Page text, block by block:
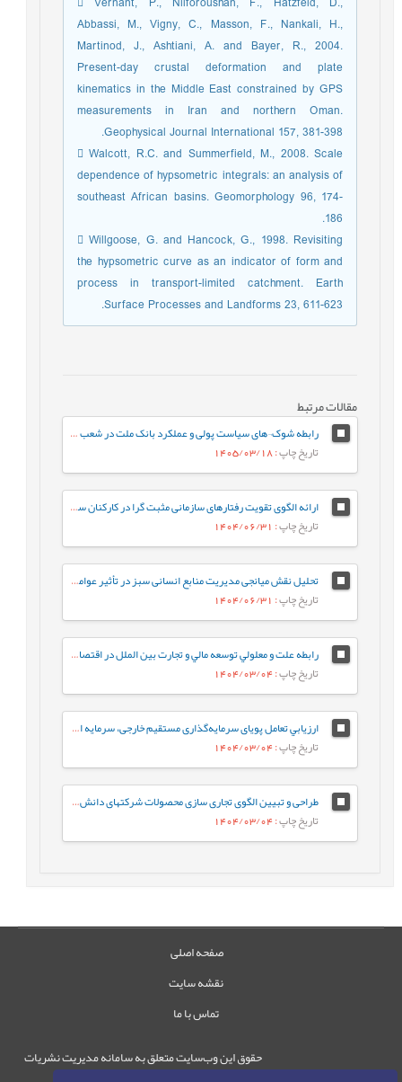
Abbassi, M., Vigny, C., Masson, F., Nankali, H.,
Martinod, J., Ashtiani, A. and Bayer, R., 2004.
Present-day crustal deformation and plate
kinematics in the Middle East constrained by GPS
measurements in Iran and northern Oman.
Geophysical Journal International 157, 381-398.
 Walcott, R.C. and Summerfield, M., 2008. Scale
dependence of hypsometric integrals: an analysis of
southeast African basins. Geomorphology 96, 174-
186.
 Willgoose, G. and Hancock, G., 1998. Revisiting
the hypsometric curve as an indicator of form and
process in transport-limited catchment. Earth
Surface Processes and Landforms 23, 611-623.
مقالات مرتبط
رابطه شوک¬های سیاست پولی و عملکرد بانک ملت در شعب منتخب آذربایجان‏شرقی
تاریخ چاپ: 1405/03/18
ارائه‌ الگوی تقویت رفتارهای سازمانی مثبت گرا در کارکنان سازمان های دولتی
تاریخ چاپ: 1404/06/31
تحلیل نقش میانجی مدیریت منابع انسانی سبز در تأثیر عوامل سازمانی بر توسعه پایدار
تاریخ چاپ: 1404/06/31
رابطه علت و معلولي توسعه مالي و تجارت بين‌ الملل در اقتصاد ایران با استفاده از رويكرد مارکوف سوییچینگ
تاریخ چاپ: 1404/03/04
ارزيابي تعامل پویای سرمایه‌گذاری مستقیم خارجی، سرمایه انسانی و همگرایی درآمد‌
تاریخ چاپ: 1404/03/04
طراحی و تبیین الگوی تجاری سازی محصولات شرکتهای دانش‌بنیان مستقر در پارک علم و فناوری و مراکز رشد استان آذربایجان غربی
تاریخ چاپ: 1404/03/04
صفحه اصلی
نقشه سایت
تماس با ما
حقوق این وب‌سایت متعلق به سامانه مدیریت نشریات